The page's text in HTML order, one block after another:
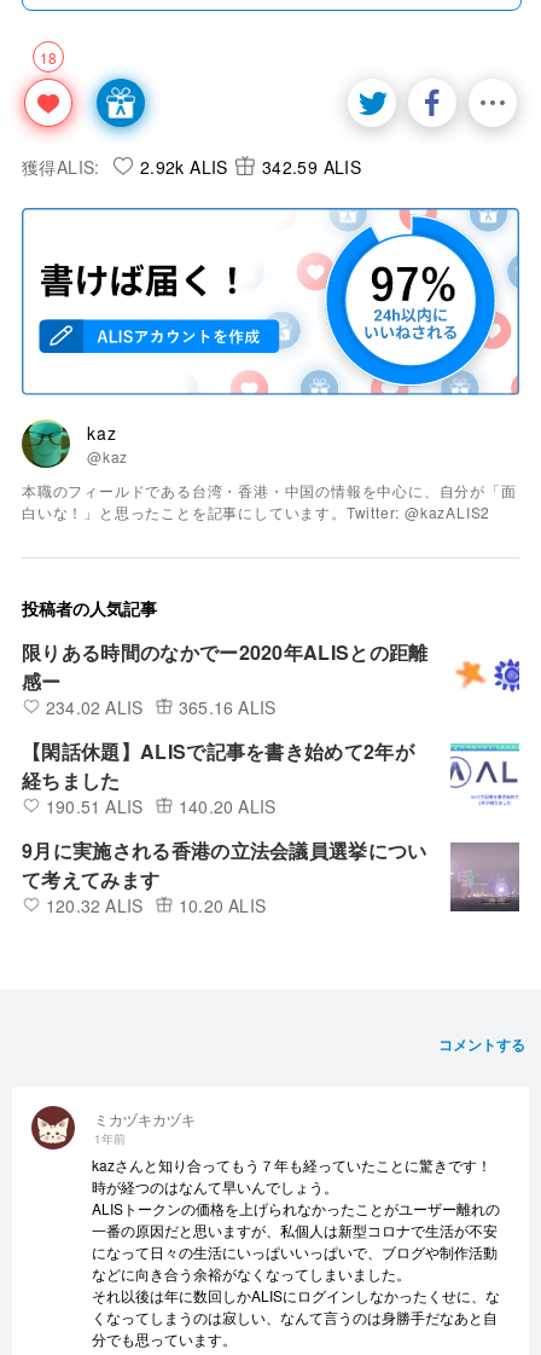
18
獲得ALIS: 2.92k ALIS 342.59 ALIS
kaz
@kaz
本職のフィールドである台湾・香港・中国の情報を中心に、自分が「面
白いな！」と思ったことを記事にしています。Twitter: @kazALIS2
投稿者の人気記事
限りある時間のなかでー2020年ALISとの距離
感ー
234.02 ALIS 365.16 ALIS
【閑話休題】ALISで記事を書き始めて2年が
経ちました
190.51 ALIS 140.20 ALIS
9月に実施される香港の立法会議員選挙につい
て考えてみます
120.32 ALIS 10.20 ALIS
コメントする
ミカヅキカヅキ
1年前
kazさんと知り合ってもう７年も経っていたことに驚きです！
時が経つのはなんて早いんでしょう。
ALISトークンの価格を上げられなかったことがユーザー離れの
一番の原因だと思いますが、私個人は新型コロナで生活が不安
になって日々の生活にいっぱいいっぱいで、ブログや制作活動
などに向き合う余裕がなくなってしまいました。
それ以後は年に数回しかALISにログインしなかったくせに、な
くなってしまうのは寂しい、なんて言うのは身勝手だなあと自
分でも思っています。